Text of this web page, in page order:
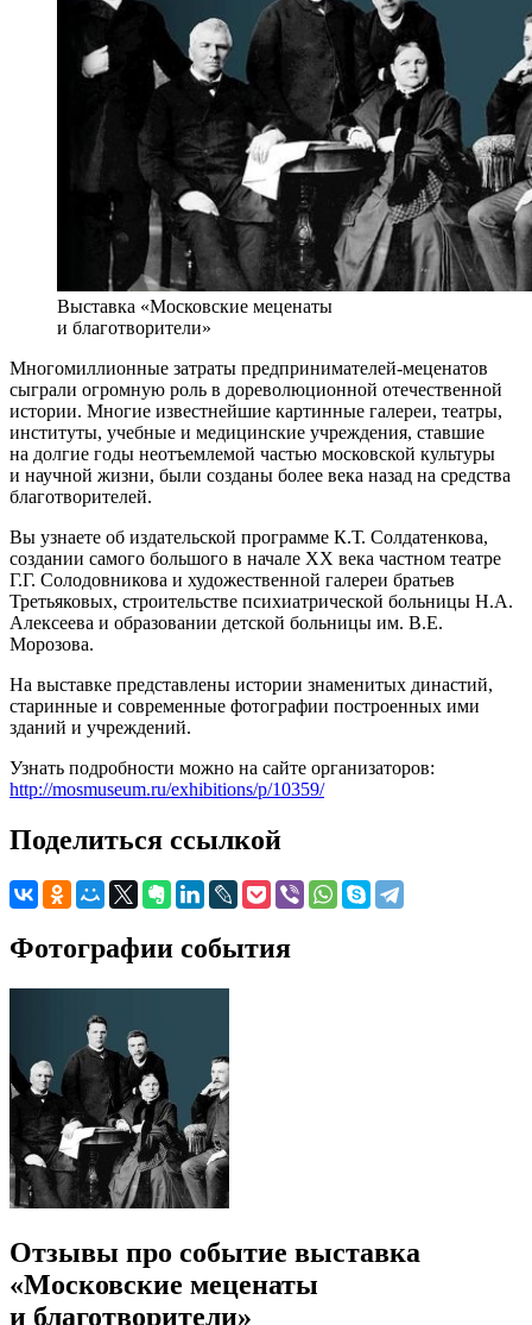
Выставка «Московские меценаты
и благотворители»
Многомиллионные затраты предпринимателей-меценатов
сыграли огромную роль в дореволюционной отечественной
истории. Многие известнейшие картинные галереи, театры,
институты, учебные и медицинские учреждения, ставшие
на долгие годы неотъемлемой частью московской культуры
и научной жизни, были созданы более века назад на средства
благотворителей.
Вы узнаете об издательской программе К.Т. Солдатенкова,
создании самого большого в начале ХХ века частном театре
Г.Г. Солодовникова и художественной галереи братьев
Третьяковых, строительстве психиатрической больницы Н.А.
Алексеева и образовании детской больницы им. В.Е.
Морозова.
На выставке представлены истории знаменитых династий,
старинные и современные фотографии построенных ими
зданий и учреждений.
Узнать подробности можно на сайте организаторов:
http://mosmuseum.ru/exhibitions/p/10359/
Поделиться ссылкой
Фотографии события
Отзывы про событие выставка
«Московские меценаты
и благотворители»